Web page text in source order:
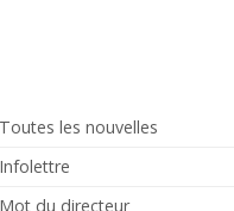
Toutes les nouvelles
Infolettre
Mot du directeur